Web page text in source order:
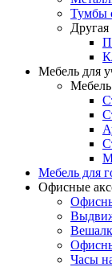
Тумбы
Мебель для
Мебель для
Офисные
Часы